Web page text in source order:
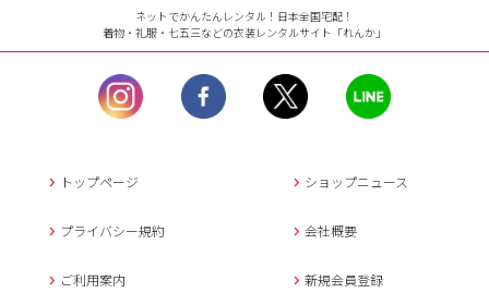
【お問い合わせ窓口（メー
ル）】10:00~17:00
土曜日、日曜日、臨
時休業日を除く。
営業時間外にいただ
返信させていただきま
年末年始、大型連休
ネットでかんたんレンタル！日本全国宅配！
着物・礼服・七五三などの衣装レンタルサイト「れんか」
トップページ ショップニュース
プライバシー規約 会社概要
ご利用案内 新規会員登録